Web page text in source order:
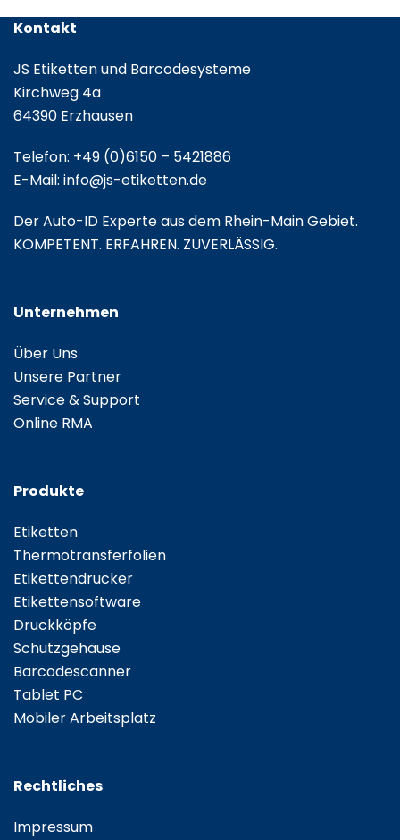
Kontakt
JS Etiketten und Barcodesysteme
Kirchweg 4a
64390 Erzhausen
Telefon: +49 (0)6150 – 5421886
E-Mail: info@js-etiketten.de
Der Auto-ID Experte aus dem Rhein-Main Gebiet.
KOMPETENT. ERFAHREN. ZUVERLÄSSIG.
Unternehmen
Über Uns
Unsere Partner
Service & Support
Online RMA
Produkte
Etiketten
Thermotransferfolien
Etikettendrucker
Etikettensoftware
Druckköpfe
Schutzgehäuse
Barcodescanner
Tablet PC
Mobiler Arbeitsplatz
Rechtliches
Impressum